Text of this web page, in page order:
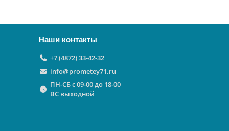
Наши контакты
+7 (4872) 33-42-32
info@prometey71.ru
ПН-СБ с 09-00 до 18-00
ВС выходной